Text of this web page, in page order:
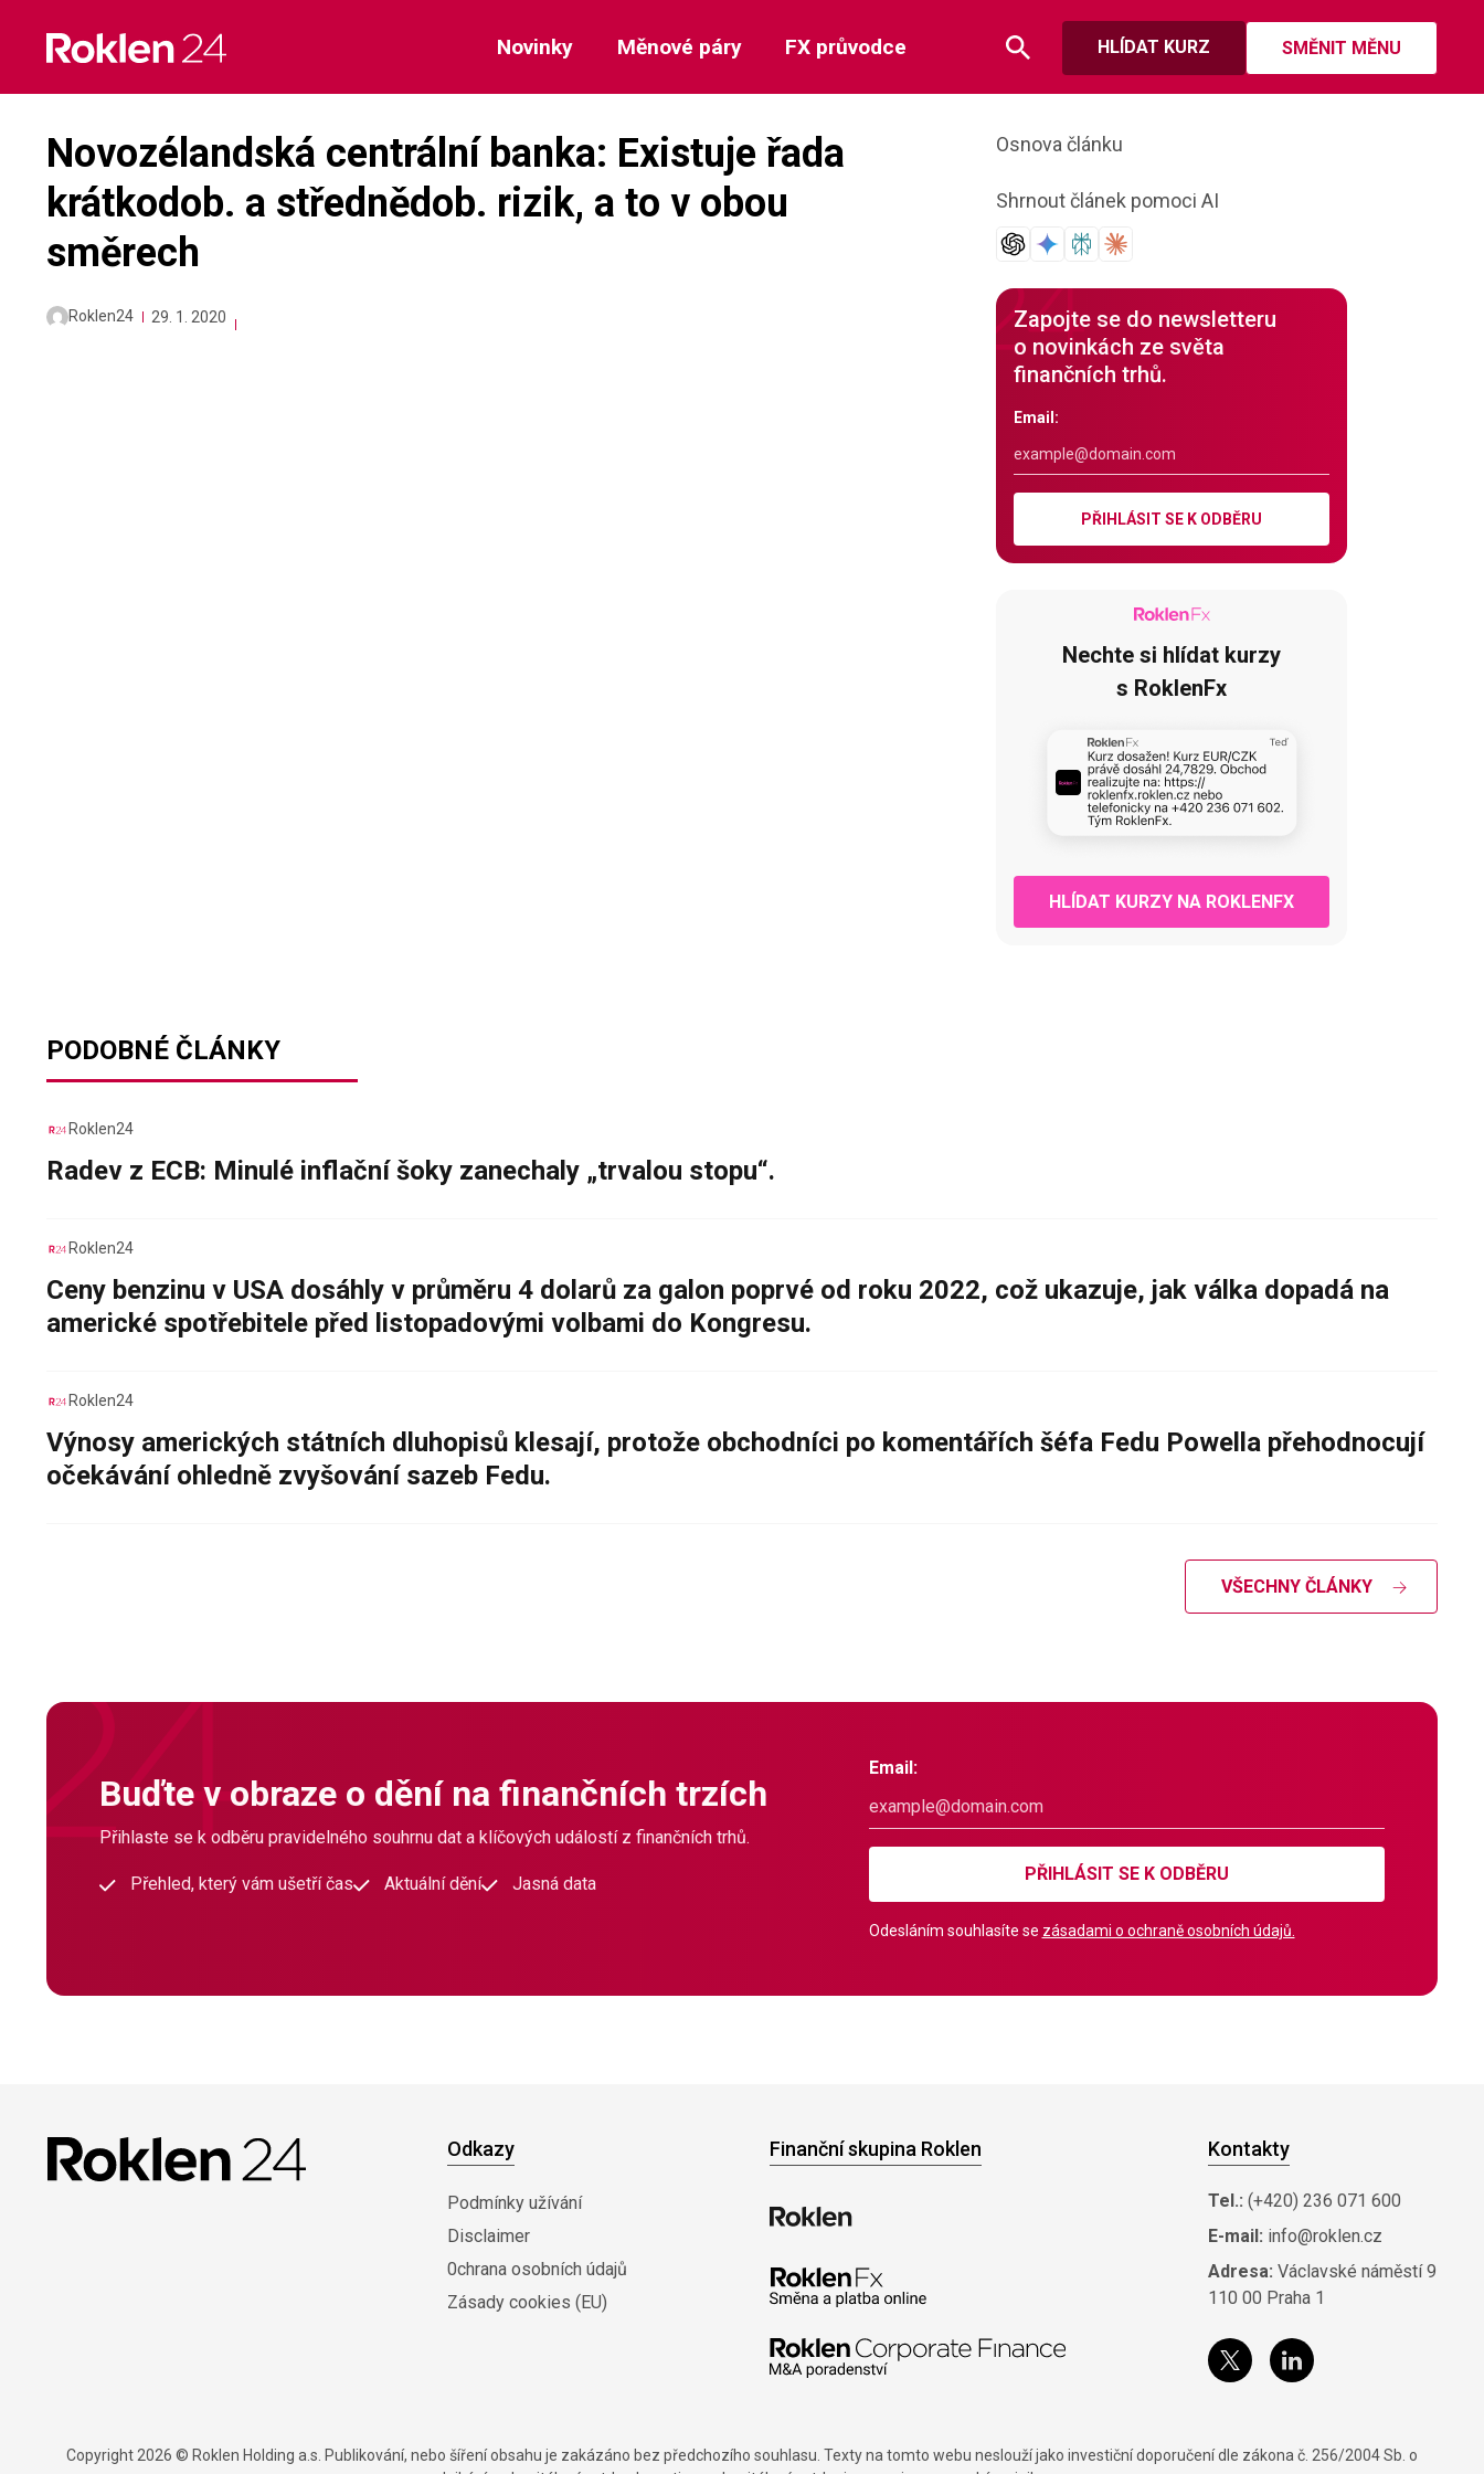
content
HLÍDAT KURZ SMĚNIT MĚNU
Novinky Měnové páry FX průvodce
Novozélandská centrální banka: Existuje řada
krátkodob. a střednědob. rizik, a to v obou
směrech
Roklen24 29. 1. 2020
Osnova článku
Shrnout článek pomoci AI
Zapojte se do newsletteru
o novinkách ze světa
finančních trhů.
Email:
PŘIHLÁSIT SE K ODBĚRU
Nechte si hlídat kurzy
s RoklenFx
HLÍDAT KURZY NA ROKLENFX
PODOBNÉ ČLÁNKY
Roklen24
Radev z ECB: Minulé inflační šoky zanechaly „trvalou stopu“.
Roklen24
Ceny benzinu v USA dosáhly v průměru 4 dolarů za galon poprvé od roku 2022, což ukazuje, jak válka dopadá na
americké spotřebitele před listopadovými volbami do Kongresu.
Roklen24
Výnosy amerických státních dluhopisů klesají, protože obchodníci po komentářích šéfa Fedu Powella přehodnocují
očekávání ohledně zvyšování sazeb Fedu.
VŠECHNY ČLÁNKY
Buďte v obraze o dění na finančních trzích
Přihlaste se k odběru pravidelného souhrnu dat a klíčových událostí z finančních trhů.
Přehled, který vám ušetří čas Aktuální dění Jasná data
Email:
PŘIHLÁSIT SE K ODBĚRU
Odesláním souhlasíte se zásadami o ochraně osobních údajů.
Odkazy
Podmínky užívání
Disclaimer
0chrana osobních údajů
Zásady cookies (EU)
Finanční skupina Roklen Kontakty
Tel.: (+420) 236 071 600
E-mail: info@roklen.cz
Adresa: Václavské náměstí 9
110 00 Praha 1
Copyright 2026 © Roklen Holding a.s. Publikování, nebo šíření obsahu je zakázáno bez předchozího souhlasu. Texty na tomto webu neslouží jako investiční doporučení dle zákona č. 256/2004 Sb. o